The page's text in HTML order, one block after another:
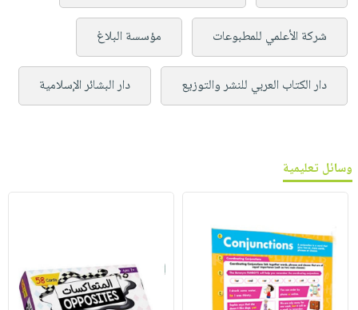
شركة الأعلمي للمطبوعات مؤسسة البلاغ
دار الكتاب العربي للنشر والتوزيع دار البشائر الإسلامية
وسائل تعليمية